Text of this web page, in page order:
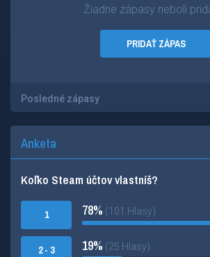
Žiadne zápasy neboli
PRIDAŤ ZÁPAS
Posledné zápasy
Anketa
Koľko Steam účtov vlastníš?
1
2 - 3
78% (101 Hlasy)
19% (25 Hlasy)